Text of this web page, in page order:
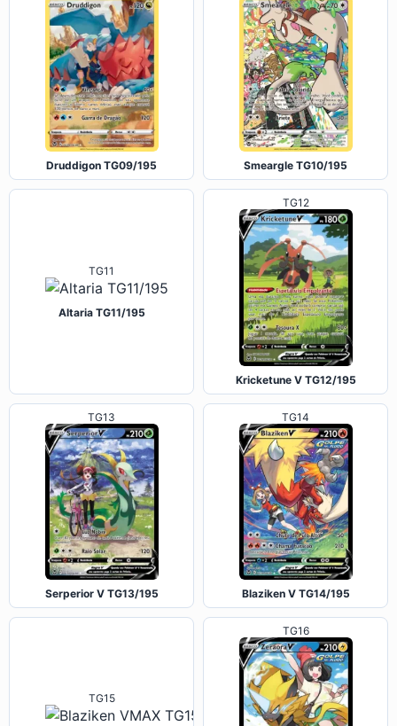
Druddigon TG09/195 Smeargle TG10/195
TG11
Altaria TG11/195
TG12
Kricketune V TG12/195
TG13
Serperior V TG13/195
TG14
Blaziken V TG14/195
TG15
TG16